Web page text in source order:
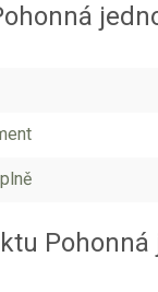
Pohonná